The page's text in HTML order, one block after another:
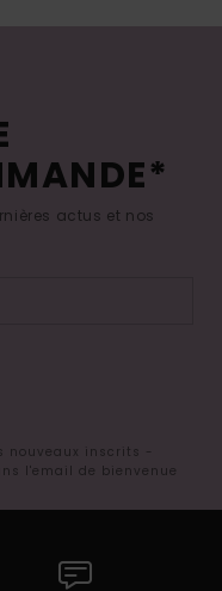
actus et nos
nouveaux inscrits -
l'email de bienvenue